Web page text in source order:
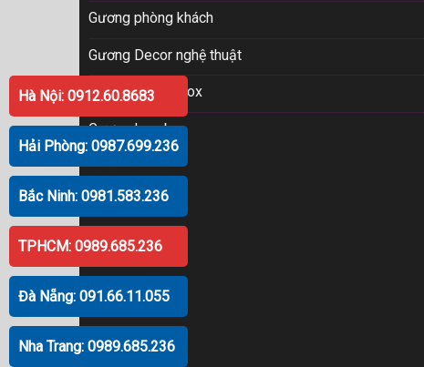
Gương phòng khách
Gương Decor nghệ thuật
Gương khung Inox
Gương Lavabo
Hà Nội: 0912.60.8683
Hải Phòng: 0987.699.236
Bắc Ninh: 0981.583.236
TPHCM: 0989.685.236
Đà Nẵng: 091.66.11.055
Nha Trang: 0989.685.236